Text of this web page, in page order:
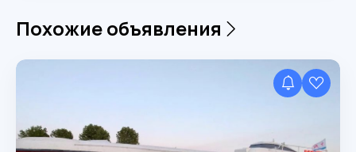
Похожие объявления